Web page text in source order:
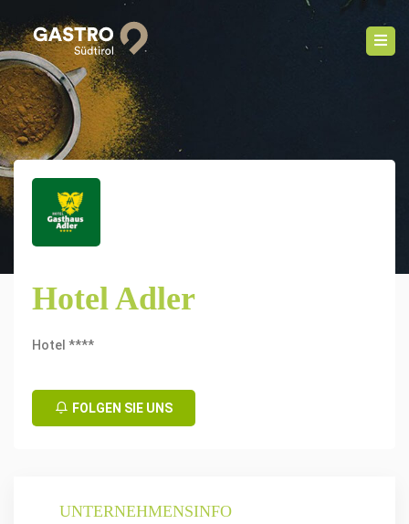
Hotel Adler
Hotel ****
FOLGEN SIE UNS
UNTERNEHMENSINFO